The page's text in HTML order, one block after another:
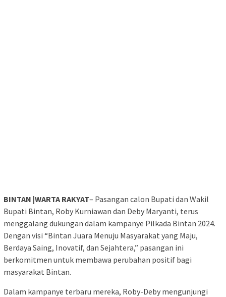
BINTAN |WARTA RAKYAT– Pasangan calon Bupati dan Wakil
Bupati Bintan, Roby Kurniawan dan Deby Maryanti, terus
menggalang dukungan dalam kampanye Pilkada Bintan 2024.
Dengan visi “Bintan Juara Menuju Masyarakat yang Maju,
Berdaya Saing, Inovatif, dan Sejahtera,” pasangan ini
berkomitmen untuk membawa perubahan positif bagi
masyarakat Bintan.
Dalam kampanye terbaru mereka, Roby-Deby mengunjungi